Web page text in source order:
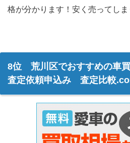
格が分かります！安く売ってし
8位 荒川区でおすすめの車
査定依頼申込み 査定比較